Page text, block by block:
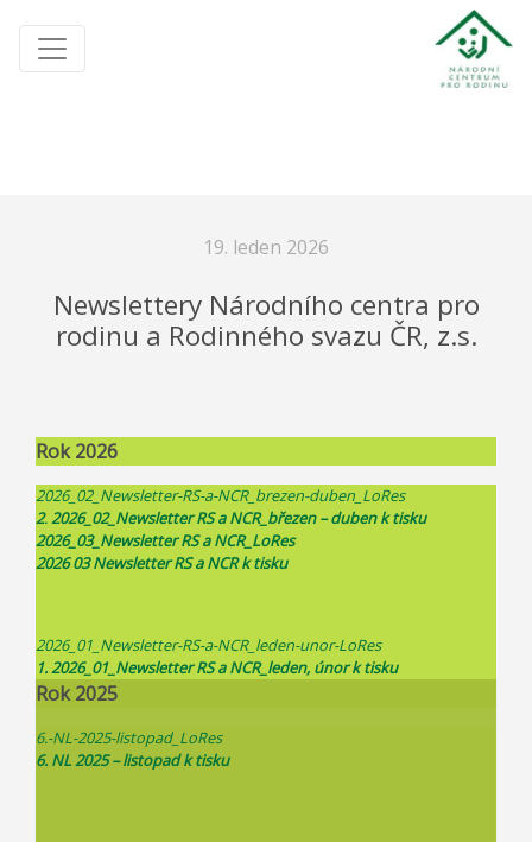
19. leden 2026
Newslettery Národního centra pro
rodinu a Rodinného svazu ČR, z.s.
Rok 2026
2026_02_Newsletter-RS-a-NCR_brezen-duben_LoRes
2.2026_02_Newsletter RS a NCR_březen – duben k tisku
2026_03_Newsletter RS a NCR_LoRes
2026 03 Newsletter RS a NCR k tisku
2026_01_Newsletter-RS-a-NCR_leden-unor-LoRes
1. 2026_01_Newsletter RS a NCR_leden, únor k tisku
Rok 2025
6.-NL-2025-listopad_LoRes
6. NL 2025 – listopad k tisku